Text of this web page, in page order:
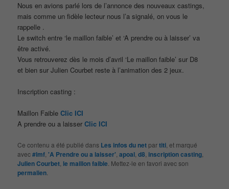
Nous en avions parlé lors de l’annonce des nouveaux castings,
mais comme un fidèle lecteur nous l’a signalé, on vous le
rappelle .
Le switch entre ‘le maillon faible’ et ‘A prendre ou à laisser’ va
être activé.
Vous retrouverez dès le mois d’avril ‘Le maillon faible’ sur D8
et bien sur Julien Courbet reste à l’animation des 2 jeux.
Inscription casting :
Maillon FaibleClic ICI
A prendre ou a laisserClic ICI
Ce contenu a été publié dans Les infos du net partiti , et marqué
avec#lmf ,'A Prendre ou a laisser' ,apoal ,d8 inscription casting
Julien Courbet le maillon faible . Mettez-le en favori avec son
permalien